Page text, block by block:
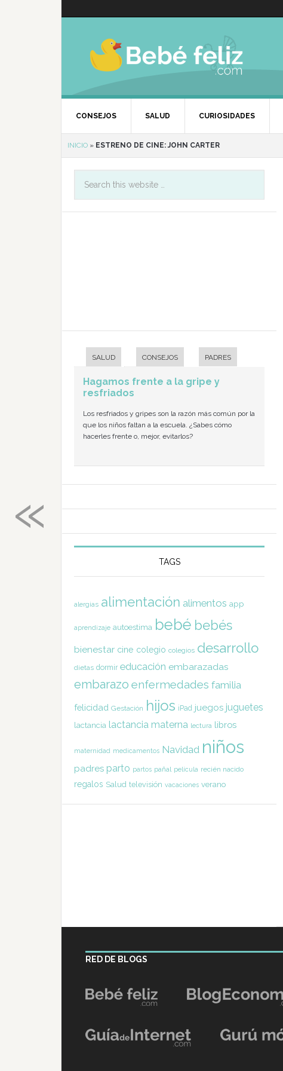
CONSEJOS SALUD CURIOSIDADES
INICIO » ESTRENO DE CINE: JOHN CARTER
SALUD CONSEJOS PADRES
Hagamos frente a la gripe y
resfriados
Los resfriados y gripes son la razón más común por la
que los niños faltan a la escuela. ¿Sabes cómo
hacerles frente o, mejor, evitarlos?
TAGS
alergias alimentación alimentos app
aprendizaje autoestima bebé bebés
bienestar cine colegio colegios desarrollo
dietas dormir educación embarazadas
embarazo enfermedades familia
felicidad Gestación hijos iPad juegos juguetes
lactancia lactancia materna lectura libros
maternidad medicamentos Navidad niños
padres parto partos pañal película recién nacido
regalos Salud televisión vacaciones verano
RED DE BLOGS
«